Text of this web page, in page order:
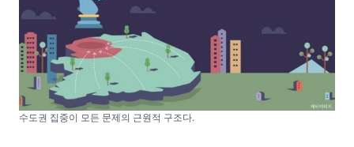
수도권 집중이 모든 문제의 근원적 구조다.